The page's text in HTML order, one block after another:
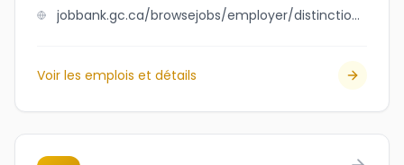
jobbank.gc.ca/browsejobs/employer/distinction+studio+dentaire+++inc./ca
Voir les emplois et détails